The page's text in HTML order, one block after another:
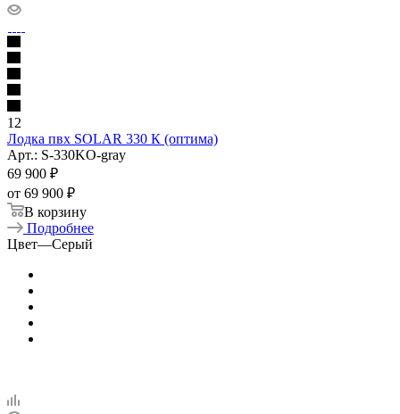
12
Лодка пвх SOLAR 330 К (оптима)
Арт.: S-330KO-gray
69 900 ₽
от 69 900 ₽
В корзину
Подробнее
Цвет—Серый